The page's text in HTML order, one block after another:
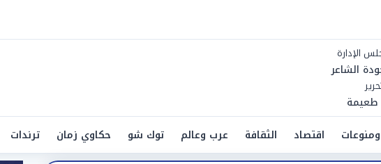
الإدارة
الشاعر
طعيمة
اقتصاد الثقافة عرب وعالم توك شو حكاوي زمان ترندات